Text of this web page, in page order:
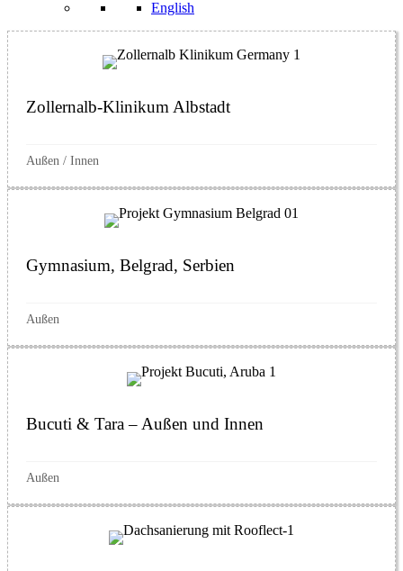
English
Zollernalb-Klinikum Albstadt
Außen / Innen
Gymnasium, Belgrad, Serbien
Außen
Bucuti & Tara – Außen und Innen
Außen